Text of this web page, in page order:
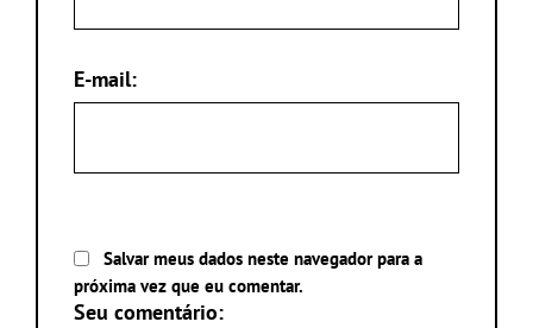
E-mail:
Salvar meus dados neste navegador para a
próxima vez que eu comentar.
Seu comentário: